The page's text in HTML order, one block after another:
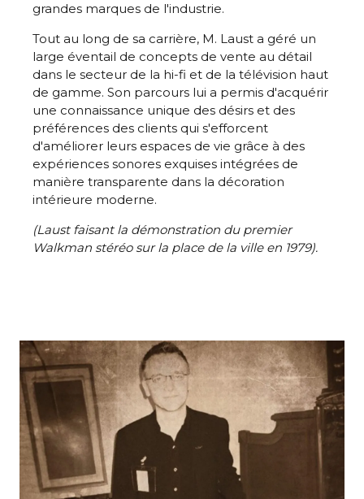
grandes marques de l'industrie.
Tout au long de sa carrière, M. Laust a géré un
large éventail de concepts de vente au détail
dans le secteur de la hi-fi et de la télévision haut
de gamme. Son parcours lui a permis d'acquérir
une connaissance unique des désirs et des
préférences des clients qui s'efforcent
d'améliorer leurs espaces de vie grâce à des
expériences sonores exquises intégrées de
manière transparente dans la décoration
intérieure moderne.
(Laust faisant la démonstration du premier
Walkman stéréo sur la place de la ville en 1979).